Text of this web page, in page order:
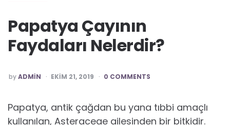
Papatya Çayının
Faydaları Nelerdir?
POSTED
byADMIN EKIM 21, 2019 0 COMMENTS
Papatya, antik çağdan bu yana tıbbi amaçlı
kullanılan, Asteraceae ailesinden bir bitkidir.